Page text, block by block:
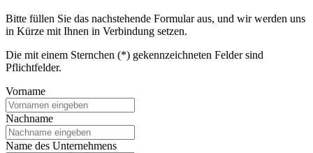
Bitte füllen Sie das nachstehende Formular aus, und wir werden uns
in Kürze mit Ihnen in Verbindung setzen.
Die mit einem Sternchen (*) gekennzeichneten Felder sind
Pflichtfelder.
Vorname
Nachname
Name des Unternehmens